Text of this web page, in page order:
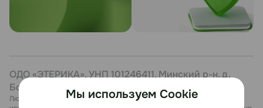
ОДО «ЭТЕРИКА», УНП 101246411, Минский р-н, д.
Боровая, 7, каб. 27
Любая информация, представленная на данном сайте, носит
Мы используем Cookie